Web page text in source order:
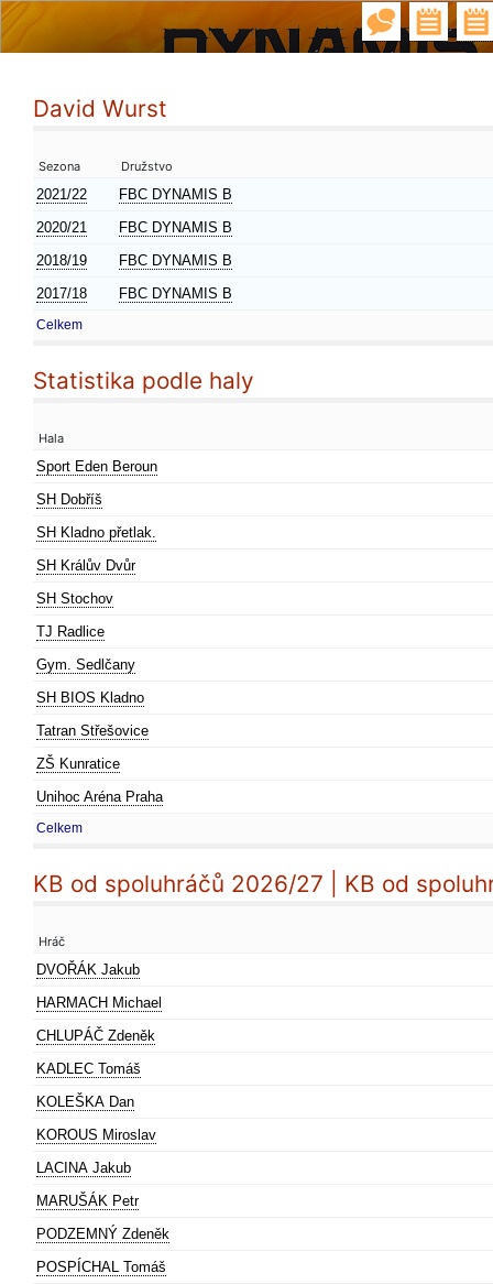
David Wurst
Sezona Družstvo
2021/22
FBC DYNAMIS B
2020/21
FBC DYNAMIS B
2018/19
FBC DYNAMIS B
2017/18
FBC DYNAMIS B
Celkem
Statistika podle haly
Hala
Sport Eden Beroun
SH Dobříš
SH Kladno přetlak.
SH Králův Dvůr
SH Stochov
TJ Radlice
Gym. Sedlčany
SH BIOS Kladno
Tatran Střešovice
ZŠ Kunratice
Unihoc Aréna Praha
Celkem
KB od spoluhráčů 2026/27 | KB od
Hráč
DVOŘÁK Jakub
HARMACH Michael
CHLUPÁČ Zdeněk
KADLEC Tomáš
KOLEŠKA Dan
KOROUS Miroslav
LACINA Jakub
MARUŠÁK Petr
PODZEMNÝ Zdeněk
POSPÍCHAL Tomáš